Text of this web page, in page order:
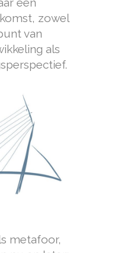
zowel
van
als
metafoor,